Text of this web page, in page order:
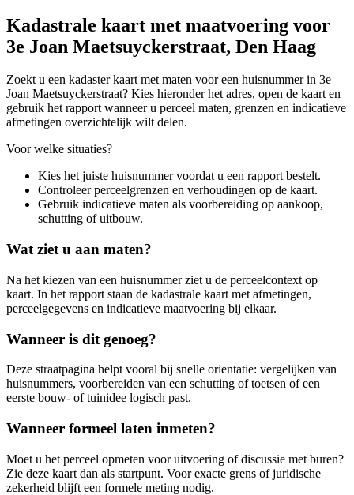
Kadastrale kaart met maatvoering voor
3e Joan Maetsuyckerstraat, Den Haag
Zoekt u een kadaster kaart met maten voor een huisnummer in 3e
Joan Maetsuyckerstraat? Kies hieronder het adres, open de kaart en
gebruik het rapport wanneer u perceel maten, grenzen en indicatieve
afmetingen overzichtelijk wilt delen.
Voor welke situaties?
Kies het juiste huisnummer voordat u een rapport bestelt.
Controleer perceelgrenzen en verhoudingen op de kaart.
Gebruik indicatieve maten als voorbereiding op aankoop,
schutting of uitbouw.
Wat ziet u aan maten?
Na het kiezen van een huisnummer ziet u de perceelcontext op
kaart. In het rapport staan de kadastrale kaart met afmetingen,
perceelgegevens en indicatieve maatvoering bij elkaar.
Wanneer is dit genoeg?
Deze straatpagina helpt vooral bij snelle orientatie: vergelijken van
huisnummers, voorbereiden van een schutting of toetsen of een
eerste bouw- of tuinidee logisch past.
Wanneer formeel laten inmeten?
Moet u het perceel opmeten voor uitvoering of discussie met buren?
Zie deze kaart dan als startpunt. Voor exacte grens of juridische
zekerheid blijft een formele meting nodig.